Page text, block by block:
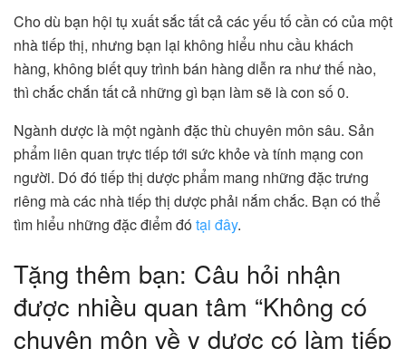
Cho dù bạn hội tụ xuất sắc tất cả các yếu tố cần có của một
nhà tiếp thị, nhưng bạn lại không hiểu nhu cầu khách
hàng, không biết quy trình bán hàng diễn ra như thế nào,
thì chắc chắn tất cả những gì bạn làm sẽ là con số 0.
Ngành dược là một ngành đặc thù chuyên môn sâu. Sản
phẩm liên quan trực tiếp tới sức khỏe và tính mạng con
người. Dó đó tiếp thị dược phẩm mang những đặc trưng
riêng mà các nhà tiếp thị dược phải nắm chắc. Bạn có thể
tìm hiểu những đặc điểm đótại đây.
Tặng thêm bạn: Câu hỏi nhận
được nhiều quan tâm “Không có
chuyên môn về y dược có làm tiếp